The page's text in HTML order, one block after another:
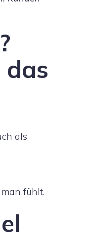
das
als
fühlt.